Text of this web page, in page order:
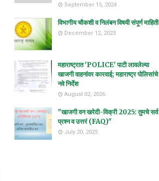
September 15, 2024
विभागीय चौकशी व निलंबन विषयी संपूर्ण माहिती
December 12, 2023
महाराष्ट्रात 'POLICE' पाटी लावलेल्या
खाजगी वाहनांवर कारवाई; महाराष्ट्र पोलिसांचे
नवे निर्देश
August 02, 2026
"खाजगी वन खरेदी-विक्री 2025: तुमचे सर्व
प्रश्न व उत्तरं (FAQ)"
July 20, 2025